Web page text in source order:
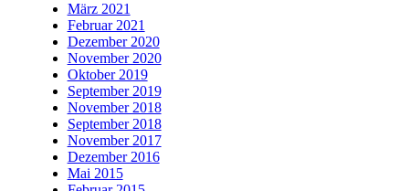
März 2021
Februar 2021
Dezember 2020
November 2020
Oktober 2019
September 2019
November 2018
September 2018
November 2017
Dezember 2016
Mai 2015